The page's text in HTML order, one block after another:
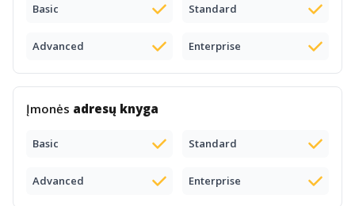
Basic Standard
Advanced Enterprise
Įmonės adresų knyga
Basic Standard
Advanced Enterprise